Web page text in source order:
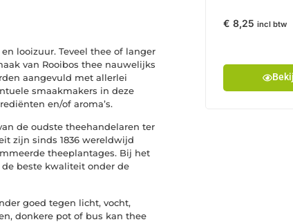
looizuur. Teveel thee of langer
van Rooibos thee nauwelijks
aangevuld met allerlei
smaakmakers in deze
en/of aroma’s.
de oudste theehandelaren ter
zijn sinds 1836 wereldwijd
theeplantages. Bij het
beste kwaliteit onder de
goed tegen licht, vocht,
donkere pot of bus kan thee
€ 8,25 incl btw